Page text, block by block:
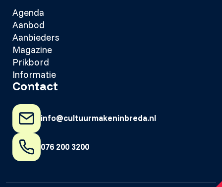
Agenda
Aanbod
Aanbieders
Magazine
Prikbord
Informatie
Contact
info@cultuurmakeninbreda.nl
076 200 3200